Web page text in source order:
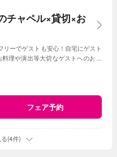
チャペル×貸切×お
リーでゲストも安心！自宅にゲスト
理や演出等大切なゲストへのおも
フェア予約
(4件)